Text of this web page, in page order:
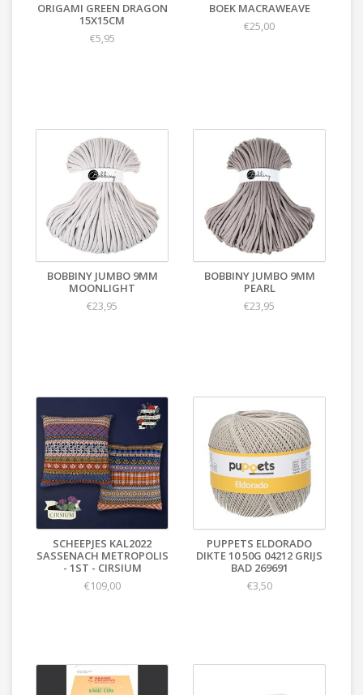
ORIGAMI GREEN DRAGON
15X15CM
€5,95
BOEK MACRAWEAVE
€25,00
BOBBINY JUMBO 9MM
MOONLIGHT
€23,95
BOBBINY JUMBO 9MM
PEARL
€23,95
SCHEEPJES KAL2022
SASSENACH METROPOLIS
- 1ST - CIRSIUM
€109,00
PUPPETS ELDORADO
DIKTE 10 50G 04212 GRIJS
BAD 269691
€3,50